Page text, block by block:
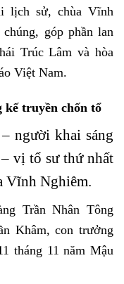
lịch sử, chùa Vĩnh
góp phần lan
Trúc Lâm và hòa
Việt Nam.
kế truyền chốn tổ
người khai sáng
vị tổ sư thứ nhất
Vĩnh Nghiêm.
Trần Nhân Tông
Khâm, con trưởng
tháng 11 năm Mậu